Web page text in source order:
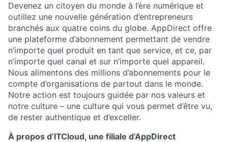
Devenez un citoyen du monde à l’ère numérique et
outillez une nouvelle génération d’entrepreneurs
branchés aux quatre coins du globe. AppDirect offre
une plateforme d’abonnement permettant de vendre
n’importe quel produit en tant que service, et ce, par
n’importe quel canal et sur n’importe quel appareil.
Nous alimentons des millions d’abonnements pour le
compte d’organisations de partout dans le monde.
Notre action est toujours guidée par nos valeurs et
notre culture – une culture qui vous permet d’être vu,
de rester authentique et d’exceller.
À propos d’ITCloud, une filiale d’AppDirect